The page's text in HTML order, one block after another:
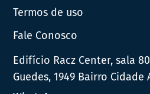
Termos de uso
Fale Conosco
Edifício Racz Center, sala
Guedes, 1949 Bairro Cidade